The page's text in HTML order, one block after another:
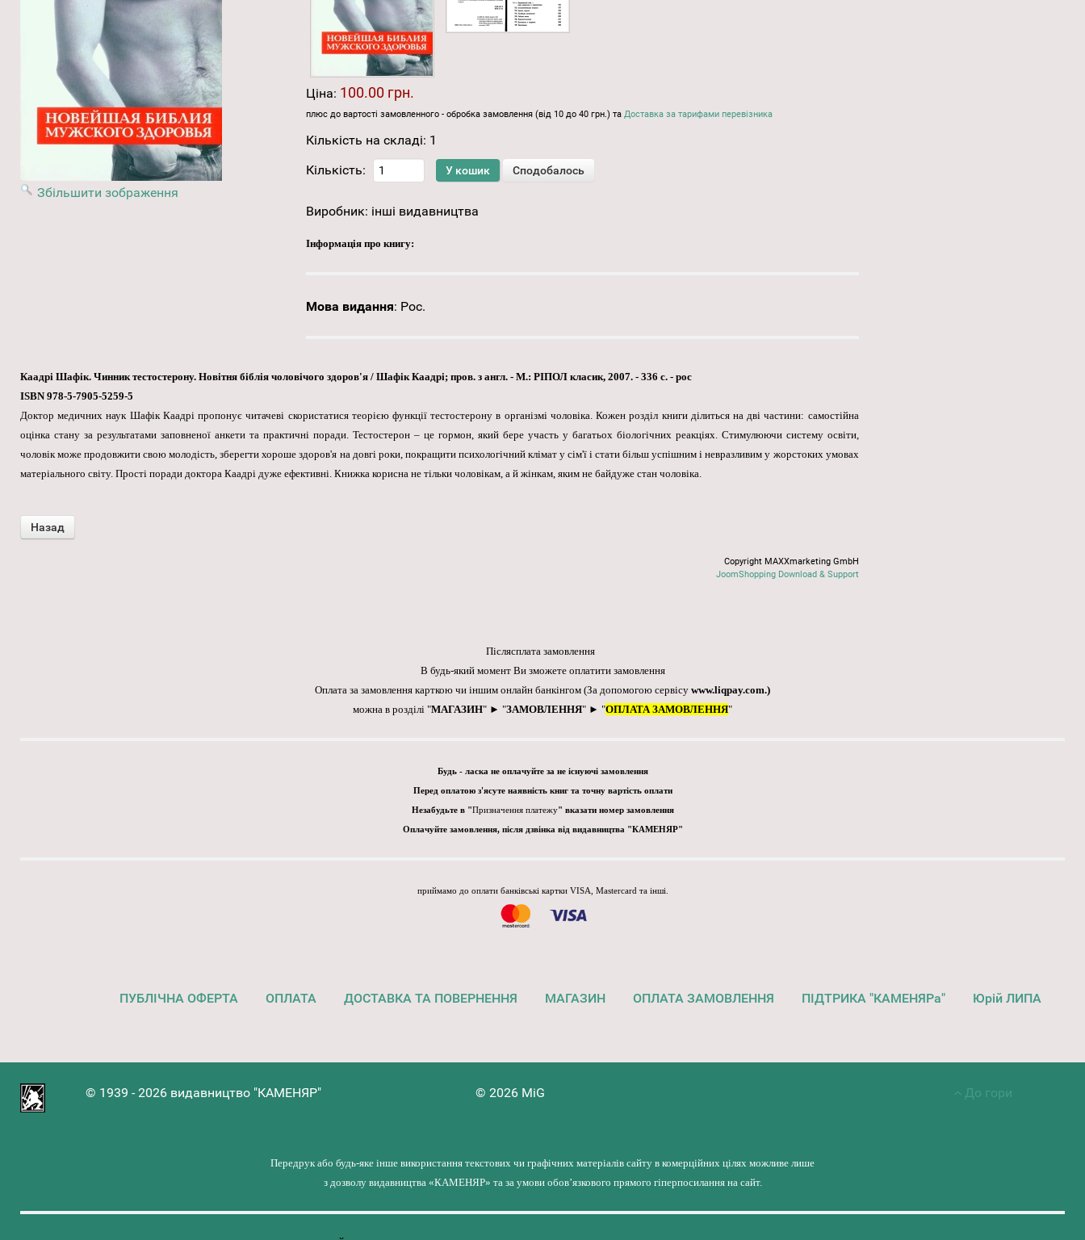
Збільшити зображення
Ціна: 100.00 грн.
плюс до вартості замовленного - обробка замовлення (від 10 до 40 грн.) та Доставка за тарифами перевізника
Кількість на складі: 1
Кількість:
Виробник: інші видавництва
Інформація про книгу:
Мова видання: Рос.
Каадрі Шафік. Чинник тестостерону. Новітня біблія чоловічого здоров'я / Шафік Каадрі; пров. з англ. - М.: РІПОЛ класик, 2007. - 336 с. - рос
ISBN 978-5-7905-5259-5
Доктор медичних наук Шафік Каадрі пропонує читачеві скористатися теорією функції тестостерону в організмі чоловіка. Кожен розділ книги ділиться на дві частини: самостійна
оцінка стану за результатами заповненої анкети та практичні поради. Тестостерон – це гормон, який бере участь у багатьох біологічних реакціях. Стимулюючи систему освіти,
чоловік може продовжити свою молодість, зберегти хороше здоров'я на довгі роки, покращити психологічний клімат у сім'ї і стати більш успішним і невразливим у жорстоких умовах
матеріального світу. Прості поради доктора Каадрі дуже ефективні. Книжка корисна не тільки чоловікам, а й жінкам, яким не байдуже стан чоловіка.
Copyright MAXXmarketing GmbH
JoomShopping Download & Support
Післясплата замовлення
В будь-який момент Ви зможете оплатити замовлення
Оплата за замовлення карткою чи іншим онлайн банкінгом (За допомогою сервісу www.liqpay.com.)
можна в розділі "МАГАЗИН" ► "ЗАМОВЛЕННЯ" ► "ОПЛАТА ЗАМОВЛЕННЯ"
Будь - ласка не оплачуйте за не існуючі замовлення
Перед оплатою з'ясуте наявність книг та точну вартість оплати
Незабудьте в "Призначення платежу" вказати номер замовлення
Оплачуйте замовлення, після дзвінка від видавництва "КАМЕНЯР"
приймамо до оплати банківські картки VISA, Mastercard та інші.
ПУБЛІЧНА ОФЕРТА ОПЛАТА ДОСТАВКА ТА ПОВЕРНЕННЯ МАГАЗИН ОПЛАТА ЗАМОВЛЕННЯ ПІДТРИКА "КАМЕНЯРа" Юрій ЛИПА
© 1939 - 2026 видавництво "КАМЕНЯР" © 2026 MiG До гори
Передрук або будь-яке інше використання текстових чи графічних матеріалів сайту в комерційних цілях можливе лише
з дозволу видавництва «КАМЕНЯР» та за умови обов’язкового прямого гіперпосилання на сайт.